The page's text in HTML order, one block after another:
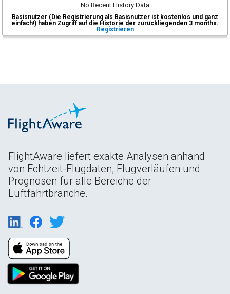
No Recent History Data
Basisnutzer (Die Registrierung als Basisnutzer ist kostenlos und ganz
einfach!) haben Zugriff auf die Historie der zurückliegenden 3 months.
Registrieren
FlightAware liefert exakte Analysen anhand
von Echtzeit-Flugdaten, Flugverläufen und
Prognosen für alle Bereiche der
Luftfahrtbranche.